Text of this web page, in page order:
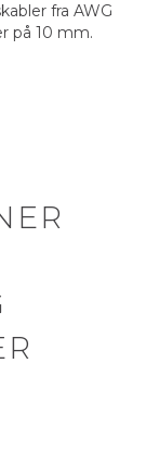
fra AWG
på 10 mm.